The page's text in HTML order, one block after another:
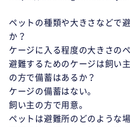
ペットの種類や大きさなどで
か？
ケージに入る程度の大きさの
避難するためのケージは飼い
の方で備蓄はあるか？
ケージの備蓄はない。
飼い主の方で用意。
ペットは避難所のどのような